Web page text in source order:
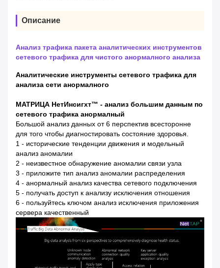
Описание
Анализ трафика пакета аналитических инструментов
сетевого трафика для чистого анормалного анализа
Аналитические инструменты сетевого трафика для
анализа сети анормалного
МАТРИЦА НетИнсигхт™ - анализ большим данным по
сетевого трафика анормалный
Большой анализ данных от 6 перспектив всесторонне
для того чтобы диагностировать состояние здоровья.
1 - исторические тенденции движения и модельный
анализ аномалии
2 - неизвестное обнаружение аномалии связи узла
3 - приложите тип анализ аномалии распределения
4 - анормалный анализ качества сетевого подключения
5 - получать доступ к анализу исключения отношения
6 - пользуйтесь ключом анализ исключения приложения
сервера качественный